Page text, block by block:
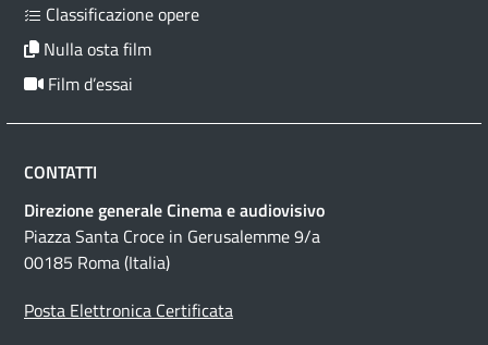
Classificazione opere
Nulla osta film
Film d’essai
CONTATTI
Direzione generale Cinema e audiovisivo
Piazza Santa Croce in Gerusalemme 9/a
00185 Roma (Italia)
Posta Elettronica Certificata